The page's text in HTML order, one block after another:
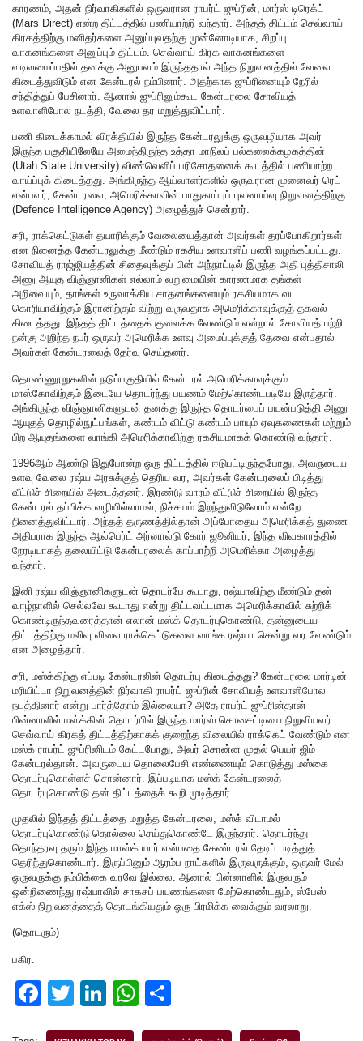
காரணம், அதன் நிர்வாகிகளில் ஒருவரான ராபர்ட் ஜுப்ரின், மார்ஸ் டிரெக்ட்
(Mars Direct) என்ற திட்டத்தில் பணியாற்றி வந்தார். அந்தத் திட்டம் செவ்வாய்
கிரகத்திற்கு மனிதர்களை அனுப்புவதற்கு முன்னோடியாக, சிறப்பு
வாகனங்களை அனுப்பும் திட்டம். செவ்வாய் கிரக வாகனங்களை
வடிவமைப்பதில் தனக்கு அனுபவம் இருந்ததால் அந்த நிறுவனத்தில் வேலை
கிடைத்துவிடும் என கேன்டரல் நம்பினார். அதற்காக ஜுப்ரினையும் நேரில்
சந்தித்துப் பேசினார். ஆனால் ஜுப்ரினும்கூட கேன்டரலை சோவியத்
உளவாளிபோல நடத்தி, வேலை தர மறுத்துவிட்டார்.
பணி கிடைக்காமல் விரக்தியில் இருந்த கேன்டரலுக்கு ஒருவழியாக அவர்
இருந்த பகுதியிலேயே அமைந்திருந்த உத்தா மாநிலப் பல்கலைக்கழகத்தின்
(Utah State University) விண்வெளிப் பரிசோதனைக் கூடத்தில் பணியாற்ற
வாய்ப்புக் கிடைத்தது. அங்கிருந்த ஆய்வாளர்களில் ஒருவரான முனைவர் ரெட்
என்பவர், கேன்டரலை, அமெரிக்காவின் பாதுகாப்புப் புலனாய்வு நிறுவனத்திற்கு
(Defence Intelligence Agency) அழைத்துச் சென்றார்.
சரி, ராக்கெட்டுகள் தயாரிக்கும் வேலையைத்தான் அவர்கள் தரப்போகிறார்கள்
என நினைத்த கேன்டரலுக்கு மீண்டும் ரகசிய உளவாளிப் பணி வழங்கப்பட்டது.
சோவியத் ராஜ்ஜியத்தின் சிதைவுக்குப் பின் அந்நாட்டில் இருந்த அதி புத்திசாலி
அணு ஆயுத விஞ்ஞானிகள் எல்லாம் வறுமையின் காரணமாக தங்கள்
அறிவையும், தாங்கள் உருவாக்கிய சாதனங்களையும் ரகசியமாக வட
கொரியாவிற்கும் இரானிற்கும் விற்று வருவதாக அமெரிக்காவுக்குத் தகவல்
கிடைத்தது. இந்தத் திட்டத்தைக் குலைக்க வேண்டும் என்றால் சோவியத் பற்றி
நன்கு அறிந்த நபர் ஒருவர் அமெரிக்க உளவு அமைப்புக்குத் தேவை என்பதால்
அவர்கள் கேன்டரலைத் தேர்வு செய்தனர்.
தொண்ணூறுகளின் நடுப்பகுதியில் கேன்டரல் அமெரிக்காவுக்கும்
மாஸ்கோவிற்கும் இடையே தொடர்ந்து பயணம் மேற்கொண்டபடியே இருந்தார்.
அங்கிருந்த விஞ்ஞானிகளுடன் தனக்கு இருந்த தொடர்பைப் பயன்படுத்தி அணு
ஆயுதத் தொழில்நுட்பங்கள், கண்டம் விட்டு கண்டம் பாயும் ஏவுகணைகள் மற்றும்
பிற ஆயுதங்களை வாங்கி அமெரிக்காவிற்கு ரகசியமாகக் கொண்டு வந்தார்.
1996ஆம் ஆண்டு இதுபோன்ற ஒரு திட்டத்தில் ஈடுபட்டிருந்தபோது, அவருடைய
உளவு வேலை ரஷ்ய அரசுக்குத் தெரிய வர, அவர்கள் கேன்டரலைப் பிடித்து
வீட்டுச் சிறையில் அடைத்தனர். இரண்டு வாரம் வீட்டுச் சிறையில் இருந்த
கேன்டரல் தப்பிக்க வழியில்லாமல், நிச்சயம் இறந்துவிடுவோம் என்றே
நினைத்துவிட்டார். அந்தத் தருணத்தில்தான் அப்போதைய அமெரிக்கத் துணை
அதிபராக இருந்த ஆல்பெர்ட் அர்னால்டு கோர் ஜூனியர், இந்த விவகாரத்தில்
நேரடியாகத் தலையிட்டு கேன்டரலைக் காப்பாற்றி அமெரிக்கா அழைத்து
வந்தார்.
இனி ரஷ்ய விஞ்ஞானிகளுடன் தொடர்பே கூடாது, ரஷ்யாவிற்கு மீண்டும் தன்
வாழ்நாளில் செல்லவே கூடாது என்று திட்டவட்டமாக அமெரிக்காவில் சுற்றிக்
கொண்டிருந்தவரைத்தான் எலான் மஸ்க் தொடர்புகொண்டு, தன்னுடைய
திட்டத்திற்கு மலிவு விலை ராக்கெட்டுகளை வாங்க ரஷ்யா சென்று வர வேண்டும்
என அழைத்தார்.
சரி, மஸ்க்கிற்கு எப்படி கேன்டரலின் தொடர்பு கிடைத்தது? கேன்டரலை மார்டின்
மரியிட்டா நிறுவனத்தின் நிர்வாகி ராபர்ட் ஜுப்ரின் சோவியத் உளவாளிபோல
நடத்தினார் என்று பார்த்தோம் இல்லையா? அதே ராபர்ட் ஜுப்ரின்தான்
பின்னாளில் மஸ்க்கின் தொடர்பில் இருந்த மார்ஸ் சொசைட்டியை நிறுவியவர்.
செவ்வாய் கிரகத் திட்டத்திற்காகக் குறைந்த விலையில் ராக்கெட் வேண்டும் என
மஸ்க் ராபர்ட் ஜுப்ரினிடம் கேட்டபோது, அவர் சொன்ன முதல் பெயர் ஜிம்
கேன்டரல்தான். அவருடைய தொலைபேசி எண்ணையும் கொடுத்து மஸ்கை
தொடர்புகொள்ளச் சொன்னார். இப்படியாக மஸ்க் கேன்டரலைத்
தொடர்புகொண்டு தன் திட்டத்தைக் கூறி முடித்தார்.
முதலில் இந்தத் திட்டத்தை மறுத்த கேன்டரலை, மஸ்க் விடாமல்
தொடர்புகொண்டு தொல்லை செய்துகொண்டே இருந்தார். தொடர்ந்து
தொந்தரவு தரும் இந்த மாஸ்க் யார் என்பதை கேண்டரல் தேடிப் படித்துத்
தெரிந்துகொண்டார். இருப்பினும் ஆரம்ப நாட்களில் இருவருக்கும், ஒருவர் மேல்
ஒருவருக்கு நம்பிக்கை வரவே இல்லை. ஆனால் பின்னாளில் இருவரும்
ஒன்றிணைந்து ரஷ்யாவில் சாகசப் பயணங்களை மேற்கொண்டதும், ஸ்பேஸ்
எக்ஸ் நிறுவனத்தைத் தொடங்கியதும் ஒரு பிரமிக்க வைக்கும் வரலாறு.
(தொடரும்)
பகிர:
F
T
Li
W